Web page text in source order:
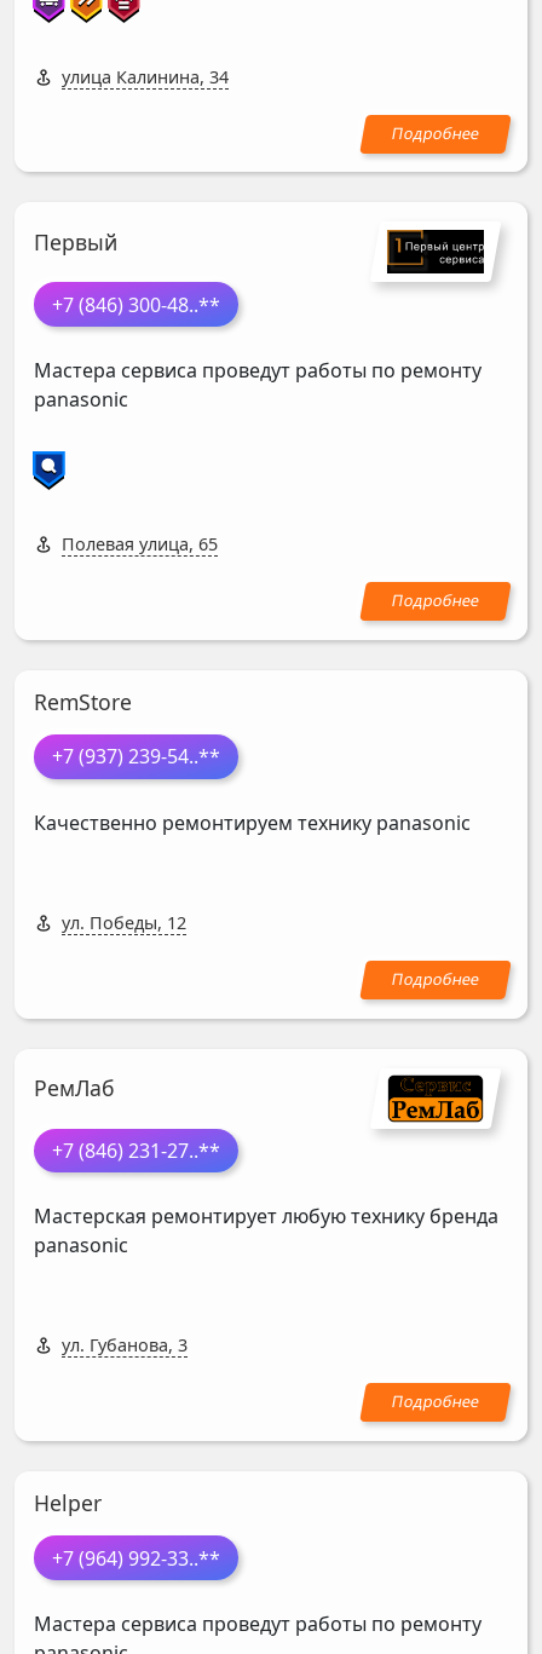
улица Калинина, 34
Первый
+7 (846) 300-48..**
Мастера сервиса проведут работы по ремонту
panasonic
Полевая улица, 65
RemStore
+7 (937) 239-54..**
Качественно ремонтируем технику panasonic
ул. Победы, 12
РемЛаб
+7 (846) 231-27..**
Мастерская ремонтирует любую технику бренда
panasonic
ул. Губанова, 3
Helper
+7 (964) 992-33..**
Мастера сервиса проведут работы по ремонту